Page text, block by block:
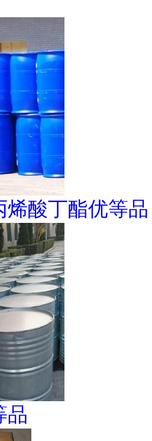
烯酸丁酯优等品
品